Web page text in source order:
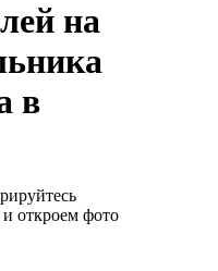
на
в
откроем фото